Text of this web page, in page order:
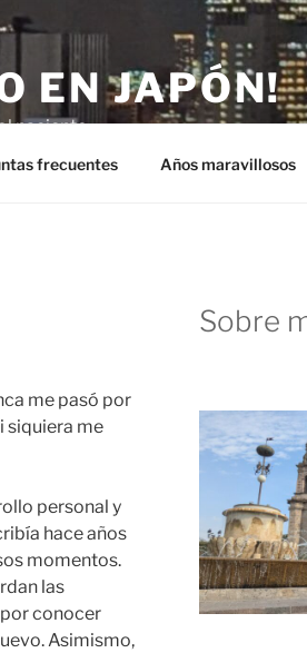
EN JAPÓN!
naciente.
frecuentes Años maravillosos
me pasó por
siquiera me
personal y
hace años
momentos.
las
conocer
Asimismo,
Sobre